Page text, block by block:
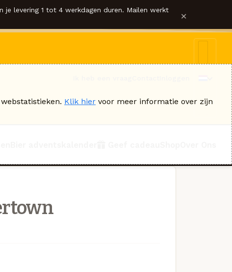
je levering 1 tot 4 werkdagen duren. Mailen werkt ×
Klik hier voor meer informatie over zijn